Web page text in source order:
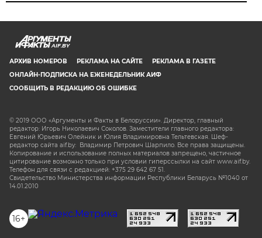
AIF.BY
АРХИВ НОМЕРОВ РЕКЛАМА НА САЙТЕ
РЕКЛАМА В ГАЗЕТЕ
ОНЛАЙН-ПОДПИСКА НА ЕЖЕНЕДЕЛЬНИК АИФ
СООБЩИТЬ В РЕДАКЦИЮ ОБ ОШИБКЕ
© 2019 ООО «Аргументы и Факты в Белоруссии». Директор, главный
редактор: Игорь Николаевич Соколов. Заместители главного редактора:
Евгений Юрьевич Олейник и Юлия Владимировна Тельтевская. Шеф-
редактор сайта aif.by: Владимир Петрович Шарпило. Все права защищены.
Копирование и использование полных материалов запрещено, частичное
цитирование возможно только при условии гиперссылки на сайт www.aif.by.
Телефон для связи с редакцией: +375 29 642 67 51.
Свидетельство Министерства информации Республики Беларусь №1040 от
14.01.2010
16+